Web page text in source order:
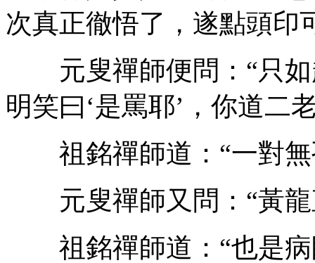
次真正徹悟了，遂點頭印
元叟禪師便問：“只如
明笑曰‘是罵耶’，你道二
祖銘禪師道：“一對無
元叟禪師又問：“黃龍
祖銘禪師道：“也是病